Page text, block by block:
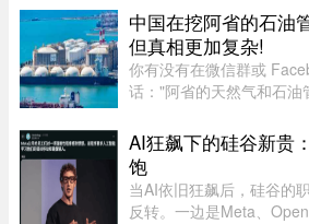
Royce、McLaren、
中国在挖阿省的石油
但真相更加复杂!
你有没有在微信群或
话："阿省的天然气和石油
片，看起来"有图有真相"
答案很简单：不准确，甚
AI狂飙下的硅谷新贵
饱
当AI依旧狂飙后，硅谷的
反转。一边是Meta、